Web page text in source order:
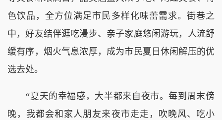
色饮品，全方位满足市民多样化味蕾需求。街巷之
中，好友结伴逛吃漫步、亲子家庭悠闲游玩，人流舒
缓有序，烟火气息浓厚，成为市民夏日休闲解压的优
选去处。
“夏天的幸福感，大半都来自夜市。每到周末傍
晚，我都会和家人朋友来夜市走走，吹晚风、吃小